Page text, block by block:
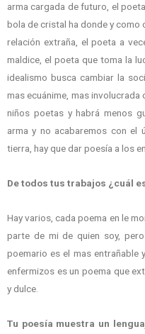
arma cargada de futuro, el
bola de cristal ha donde y como
relación extraña, el poeta a
maldice, el poeta que toma la
idealismo busca cambiar la
mas ecuánime, mas involucrada
niños poetas y habrá menos
arma y no acabaremos con el
tierra, hay que dar poesía a los
De todos tus trabajos ¿cuál
Hay varios, cada poema en le
parte de mi de quien soy,
poemario es el mas entrañable
enfermizos es un poema que
y dulce.
Tu poesía muestra un